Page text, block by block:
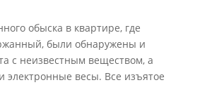
обыска в квартире, где
были обнаружены и
с неизвестным веществом, а
электронные весы. Все изъятое